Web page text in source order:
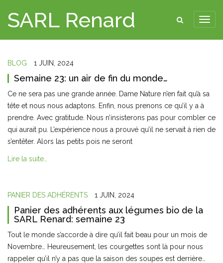
SARL Renard
BLOG 1 JUIN, 2024
Semaine 23: un air de fin du monde…
Ce ne sera pas une grande année. Dame Nature n’en fait qu’à sa
tête et nous nous adaptons. Enfin, nous prenons ce qu’il y a à
prendre. Avec gratitude. Nous n’insisterons pas pour combler ce
qui aurait pu. L’expérience nous a prouvé qu’il ne servait à rien de
s’entêter. Alors las petits pois ne seront
Lire la suite…
PANIER DES ADHÉRENTS 1 JUIN, 2024
Panier des adhérents aux légumes bio de la
SARL Renard: semaine 23
Tout le monde s’accorde à dire qu’il fait beau pour un mois de
Novembre… Heureusement, les courgettes sont là pour nous
rappeler qu’il n’y a pas que la saison des soupes est derrière…